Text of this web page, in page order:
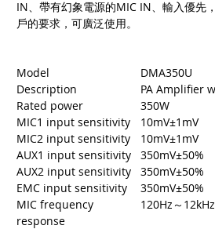
IN、帶有幻象電源的MIC IN、輸入優先
戶的要求，可廣泛使用。
Model
DMA350U
Description
PA Amplifier
Rated power
350W
MIC1 input sensitivity
10mV±1mV
MIC2 input sensitivity
10mV±1mV
AUX1 input sensitivity
350mV±50%
AUX2 input sensitivity
350mV±50%
EMC input sensitivity
350mV±50%
MIC frequency
response
120Hz～12kHz